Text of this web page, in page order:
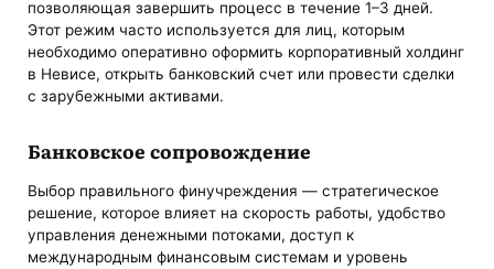
позволяющая завершить процесс в течение 1–3 дней.
Этот режим часто используется для лиц, которым
необходимо оперативно оформить корпоративный холдинг
в Невисе, открыть банковский счет или провести сделки
с зарубежными активами.
Банковское сопровождение
Выбор правильного финучреждения — стратегическое
решение, которое влияет на скорость работы, удобство
управления денежными потоками, доступ к
международным финансовым системам и уровень